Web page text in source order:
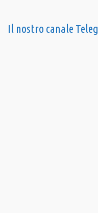
Il nostro canale